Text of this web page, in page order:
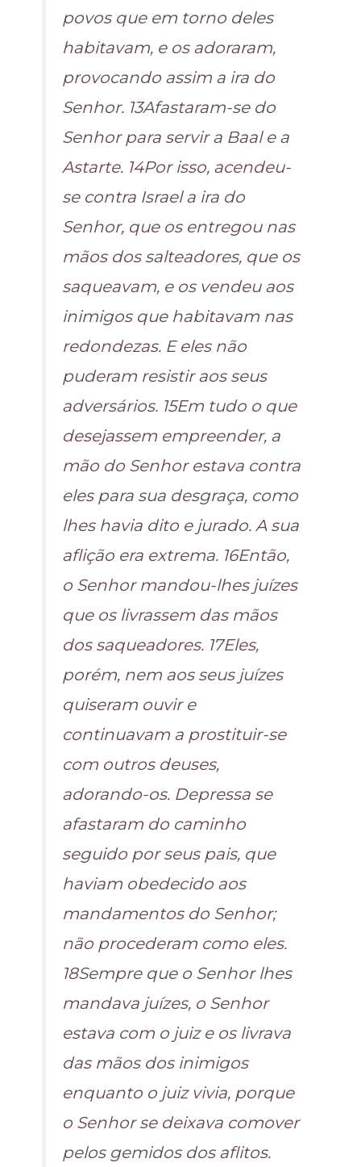
povos que em torno deles
habitavam, e os adoraram,
provocando assim a ira do
Senhor. 13Afastaram-se do
Senhor para servir a Baal e a
Astarte. 14Por isso, acendeu-
se contra Israel a ira do
Senhor, que os entregou nas
mãos dos salteadores, que os
saqueavam, e os vendeu aos
inimigos que habitavam nas
redondezas. E eles não
puderam resistir aos seus
adversários. 15Em tudo o que
desejassem empreender, a
mão do Senhor estava contra
eles para sua desgraça, como
lhes havia dito e jurado. A sua
aflição era extrema. 16Então,
o Senhor mandou-lhes juízes
que os livrassem das mãos
dos saqueadores. 17Eles,
porém, nem aos seus juízes
quiseram ouvir e
continuavam a prostituir-se
com outros deuses,
adorando-os. Depressa se
afastaram do caminho
seguido por seus pais, que
haviam obedecido aos
mandamentos do Senhor;
não procederam como eles.
18Sempre que o Senhor lhes
mandava juízes, o Senhor
estava com o juiz e os livrava
das mãos dos inimigos
enquanto o juiz vivia, porque
o Senhor se deixava comover
pelos gemidos dos aflitos.